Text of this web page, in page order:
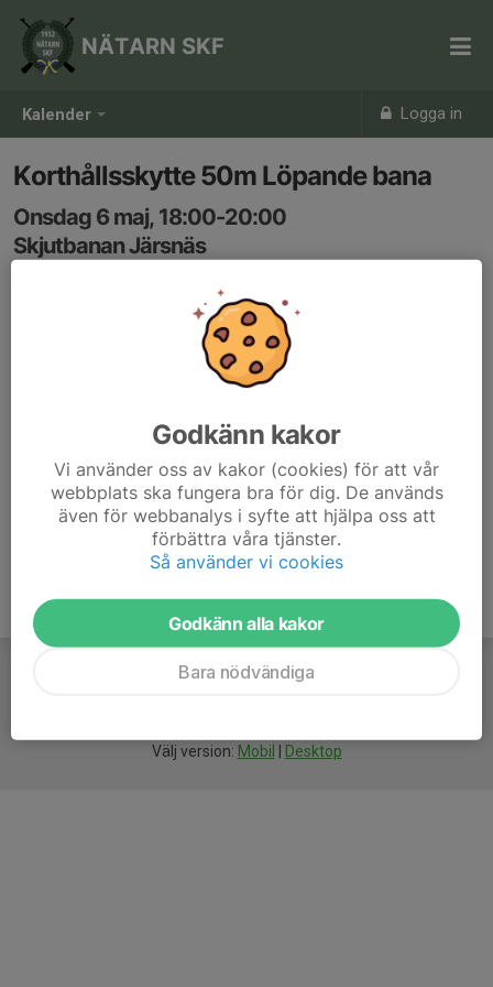
Kalender Logga in
NÄTARN SKF
Korthållsskytte 50m Löpande bana
Onsdag 6 maj, 18:00-20:00
Skjutbanan Järsnäs
Välj version: Mobil Desktop
Godkänn kakor
Vi använder oss av kakor (cookies) för att vår
webbplats ska fungera bra för dig. De används
även för webbanalys i syfte att hjälpa oss att
förbättra våra tjänster.
Så använder vi cookies
Godkänn alla kakor
Bara nödvändiga